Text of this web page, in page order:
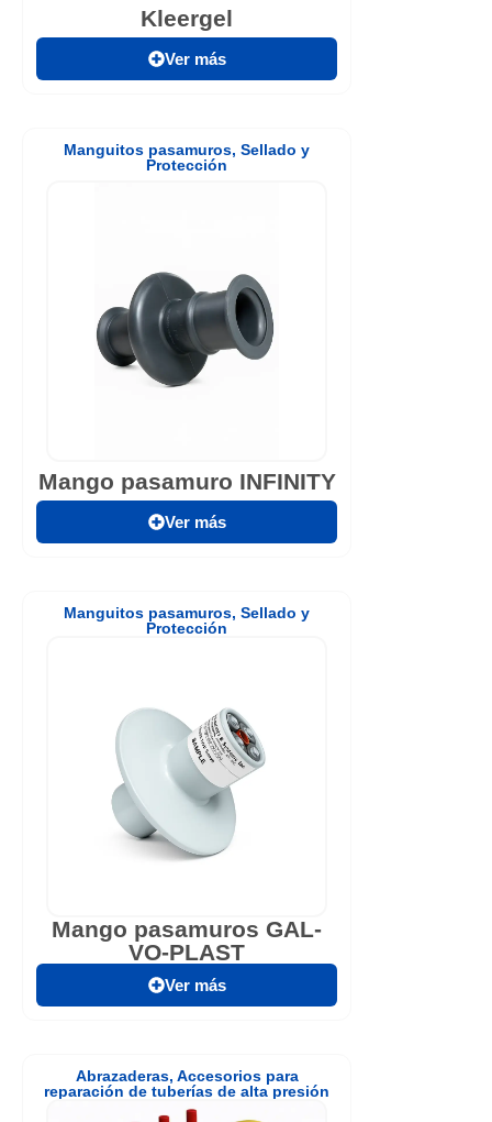
Kleergel
Ver más
Manguitos pasamuros, Sellado y
Protección
Mango pasamuro INFINITY
Ver más
Manguitos pasamuros, Sellado y
Protección
Mango pasamuros GAL-
VO-PLAST
Ver más
Abrazaderas, Accesorios para
reparación de tuberías de alta presión